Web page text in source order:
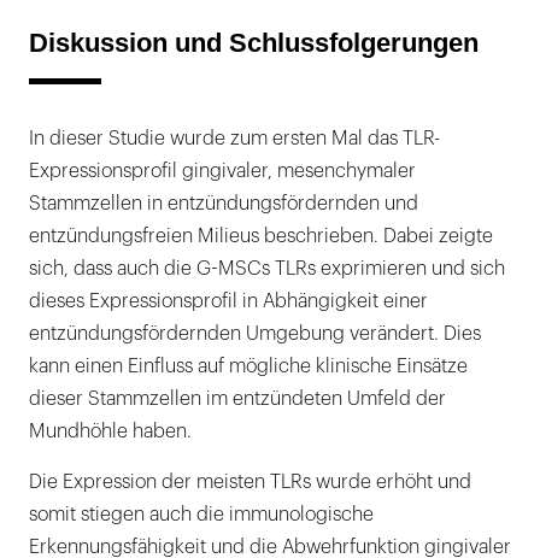
Diskussion und Schlussfolgerungen
In dieser Studie wurde zum ersten Mal das TLR-
Expressionsprofil gingivaler, mesenchymaler
Stammzellen in entzündungsfördernden und
entzündungsfreien Milieus beschrieben. Dabei zeigte
sich, dass auch die G-MSCs TLRs exprimieren und sich
dieses Expressionsprofil in Abhängigkeit einer
entzündungsfördernden Umgebung verändert. Dies
kann einen Einfluss auf mögliche klinische Einsätze
dieser Stammzellen im entzündeten Umfeld der
Mundhöhle haben.
Die Expression der meisten TLRs wurde erhöht und
somit stiegen auch die immunologische
Erkennungsfähigkeit und die Abwehrfunktion gingivaler